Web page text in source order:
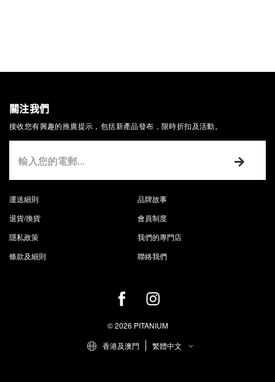
關注我們
接收您有興趣的推廣提示，包括新產品發布，限時折扣及活動。
運送細則
退貨/換貨
隱私政策
條款及細則
品牌故事
會員制度
我們的專門店
聯絡我們
© 2026 PITANIUM
香港及澳門
繁體中文